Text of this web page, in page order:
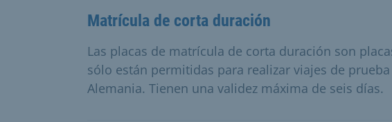
Matrícula de corta duración
Las placas de matrícula de corta duración son
sólo están permitidas para realizar viajes de
Alemania. Tienen una validez máxima de seis días.